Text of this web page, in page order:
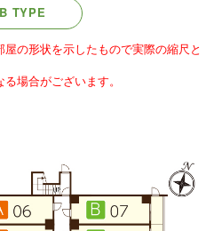
B TYPE
の形状を示したもので実際の縮尺と
場合がございます。